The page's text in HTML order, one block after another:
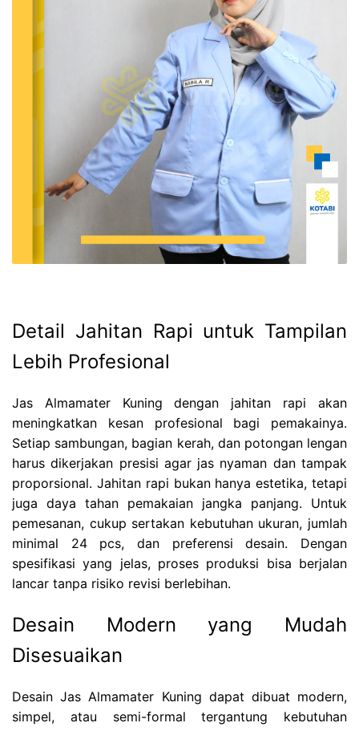
Detail Jahitan Rapi untuk Tampilan
Lebih Profesional
Jas Almamater Kuning dengan jahitan rapi akan
meningkatkan kesan profesional bagi pemakainya.
Setiap sambungan, bagian kerah, dan potongan lengan
harus dikerjakan presisi agar jas nyaman dan tampak
proporsional. Jahitan rapi bukan hanya estetika, tetapi
juga daya tahan pemakaian jangka panjang. Untuk
pemesanan, cukup sertakan kebutuhan ukuran, jumlah
minimal 24 pcs, dan preferensi desain. Dengan
spesifikasi yang jelas, proses produksi bisa berjalan
lancar tanpa risiko revisi berlebihan.
Desain Modern yang Mudah
Disesuaikan
Desain Jas Almamater Kuning dapat dibuat modern,
simpel, atau semi-formal tergantung kebutuhan